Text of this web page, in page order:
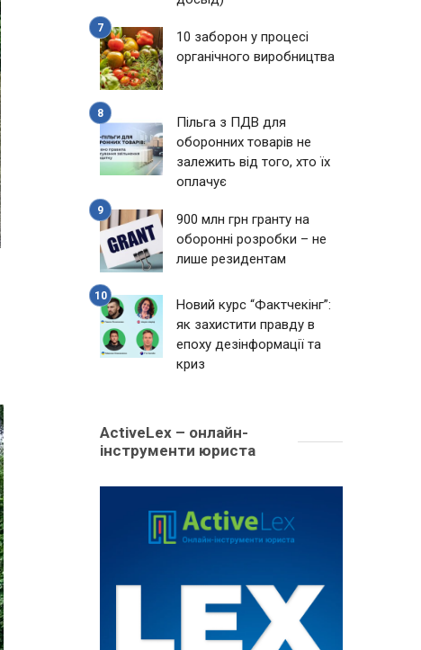
10 заборон у процесі
органічного виробництва
Пільга з ПДВ для
оборонних товарів не
залежить від того, хто їх
оплачує
900 млн грн гранту на
оборонні розробки – не
лише резидентам
Новий курс “Фактчекінг”:
як захистити правду в
епоху дезінформації та
криз
ActiveLex – онлайн-
інструменти юриста